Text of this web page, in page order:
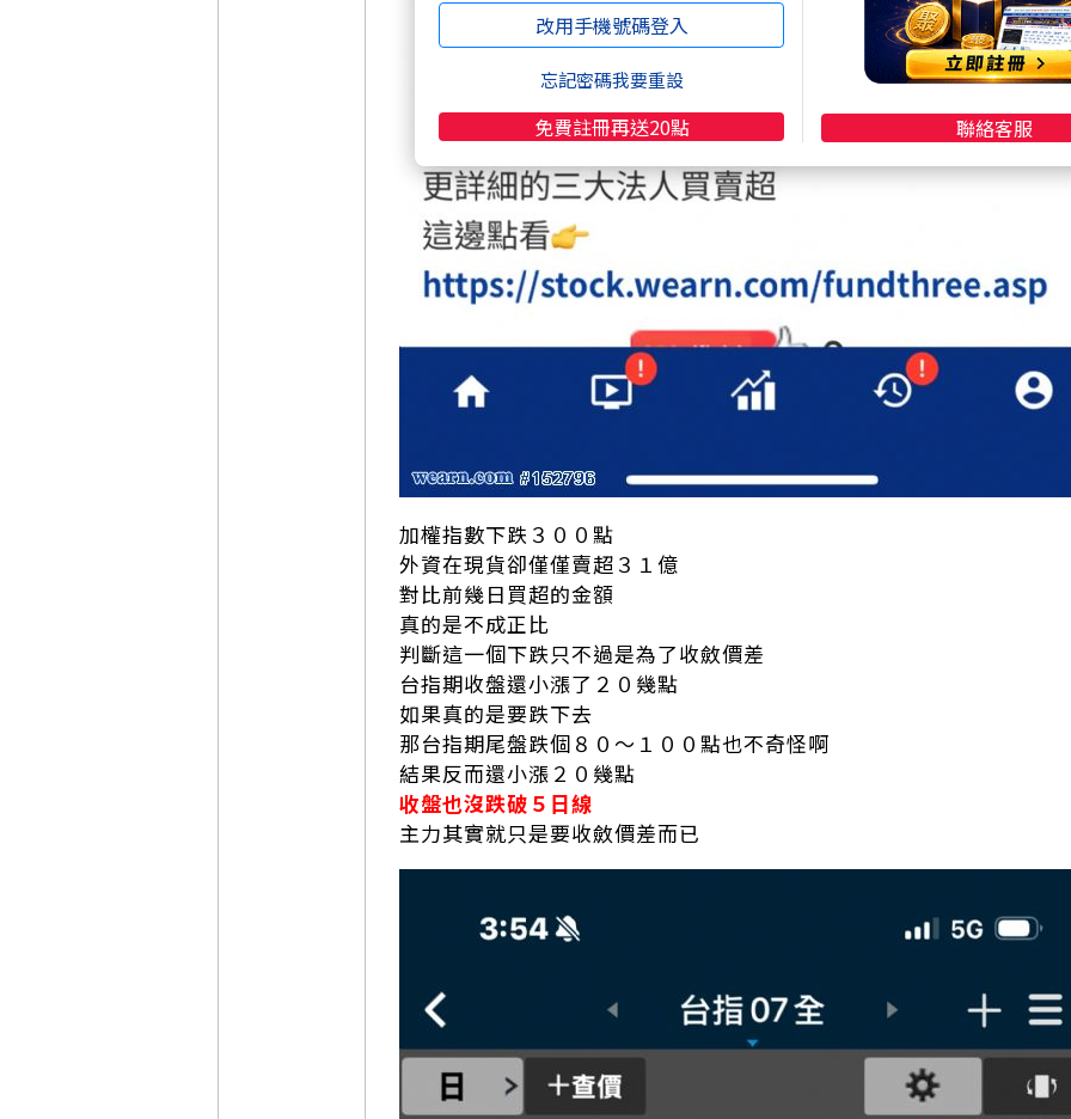
加權指數下跌３００點
外資在現貨卻僅僅賣超３１億
對比前幾日買超的金額
真的是不成正比
判斷這一個下跌只不過是為了收斂價差
台指期收盤還小漲了２０幾點
如果真的是要跌下去
那台指期尾盤跌個８０～１００點也不奇怪啊
結果反而還小漲２０幾點
收盤也沒跌破５日線
主力其實就只是要收斂價差而已
改用手機號碼登入
忘記密碼我要重設
免費註冊再送20點 聯絡客服